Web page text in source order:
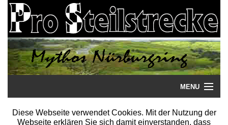
MENU
Startseite
Diese Webseite verwendet Cookies. Mit der Nutzung der
Webseite erklären Sie sich damit einverstanden, dass